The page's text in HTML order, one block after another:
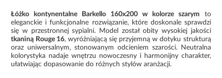
Łóżko kontynentalne Barkello 160x200 w kolorze szarym to
eleganckie i funkcjonalne rozwiązanie, które doskonale sprawdzi
się w przestronnej sypialni. Model został obity wysokiej jakości
tkaniną Rouge 16, wyróżniającą się przyjemną w dotyku strukturą
oraz uniwersalnym, stonowanym odcieniem szarości. Neutralna
kolorystyka nadaje wnętrzu nowoczesny i harmonijny charakter,
ułatwiając dopasowanie do różnych stylów aranżacji.